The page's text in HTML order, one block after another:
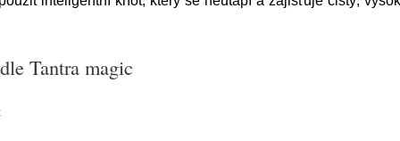
Tantra magic